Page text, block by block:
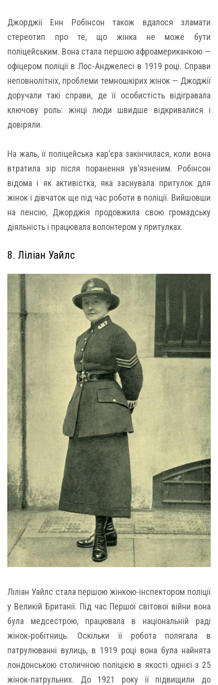
Джорджії Енн Робінсон також вдалося зламати
стереотип про те, що жінка не може бути
поліцейським. Вона стала першою афроамериканкою —
офіцером поліції в Лос-Анджелесі в 1919 році. Справи
неповнолітніх, проблеми темношкірих жінок — Джоджії
доручали такі справи, де її особистість відігравала
ключову роль: жінці люди швидше відкривалися і
довіряли.
На жаль, її поліцейська кар’єра закінчилася, коли вона
втратила зір після поранення ув’язненим. Робінсон
відома і як активістка, яка заснувала притулок для
жінок і дівчаток ще під час роботи в поліції. Вийшовши
на пенсію, Джорджія продовжила свою громадську
діяльність і працювала волонтером у притулках.
8. Ліліан Уайлс
Ліліан Уайлс стала першою жінкою-інспектором поліції
у Великій Британії. Під час Першої світової війни вона
була медсестрою, працювала в національній раді
жінок-робітниць. Оскільки її робота полягала в
патрулюванні вулиць, в 1919 році вона була найнята
лондонською столичною поліцією в якості однієї з 25
жінок-патрульних. До 1921 року її підвищили до